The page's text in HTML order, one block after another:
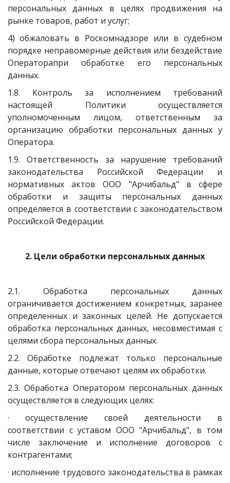
персональных данных в целях продвижения на
рынке товаров, работ и услуг;
4) обжаловать в Роскомнадзоре или в судебном
порядке неправомерные действия или бездействие
Операторапри обработке его персональных
данных.
1.8. Контроль за исполнением требований
настоящей Политики осуществляется
уполномоченным лицом, ответственным за
организацию обработки персональных данных у
Оператора.
1.9. Ответственность за нарушение требований
законодательства Российской Федерации и
нормативных актов ООО "Арчибальд" в сфере
обработки и защиты персональных данных
определяется в соответствии с законодательством
Российской Федерации.
2. Цели обработки персональных данных
2.1. Обработка персональных данных
ограничивается достижением конкретных, заранее
определенных и законных целей. Не допускается
обработка персональных данных, несовместимая с
целями сбора персональных данных.
2.2. Обработке подлежат только персональные
данные, которые отвечают целям их обработки.
2.3. Обработка Оператором персональных данных
осуществляется в следующих целях:
· осуществление своей деятельности в
соответствии с уставом ООО "Арчибальд", в том
числе заключение и исполнение договоров с
контрагентами;
· исполнение трудового законодательства в рамках